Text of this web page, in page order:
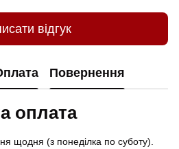
відгук
Повернення
оплата
щодня (з понеділка по суботу).